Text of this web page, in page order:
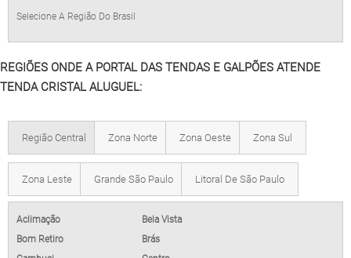
Selecione A Região Do Brasil
REGIÕES ONDE A PORTAL DAS TENDAS E GALPÕES ATENDE
TENDA CRISTAL ALUGUEL:
Região Central Zona Norte Zona Oeste Zona Sul
Zona Leste Grande São Paulo Litoral De São Paulo
Aclimação
Bela Vista
Bom Retiro
Brás